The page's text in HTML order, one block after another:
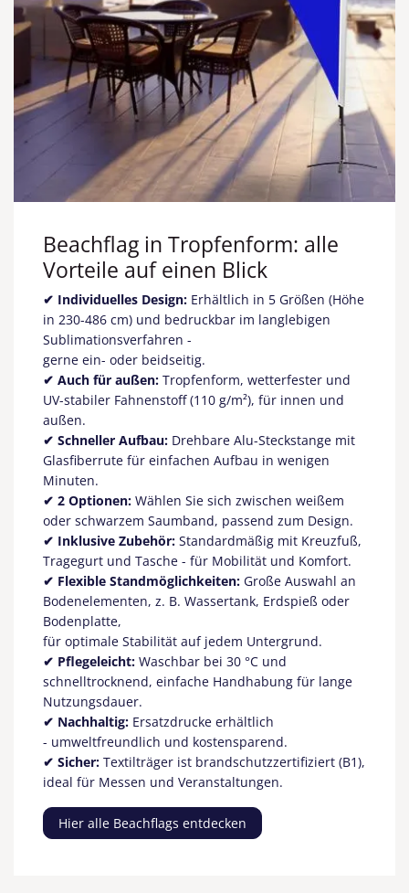
Beachflag in Tropfenform: alle
Vorteile auf einen Blick
✔ Individuelles Design: Erhältlich in 5 Größen (Höhe
in 230-486 cm) und bedruckbar im langlebigen
Sublimationsverfahren -
gerne ein- oder beidseitig.
✔ Auch für außen: Tropfenform, wetterfester und
UV-stabiler Fahnenstoff (110 g/m²), für innen und
außen.
✔ Schneller Aufbau: Drehbare Alu-Steckstange mit
Glasfiberrute für einfachen Aufbau in wenigen
Minuten.
✔ 2 Optionen: Wählen Sie sich zwischen weißem
oder schwarzem Saumband, passend zum Design.
✔ Inklusive Zubehör: Standardmäßig mit Kreuzfuß,
Tragegurt und Tasche - für Mobilität und Komfort.
✔ Flexible Standmöglichkeiten: Große Auswahl an
Bodenelementen, z. B. Wassertank, Erdspieß oder
Bodenplatte,
für optimale Stabilität auf jedem Untergrund.
✔ Pflegeleicht: Waschbar bei 30 °C und
schnelltrocknend, einfache Handhabung für lange
Nutzungsdauer.
✔ Nachhaltig: Ersatzdrucke erhältlich
- umweltfreundlich und kostensparend.
✔ Sicher: Textilträger ist brandschutzzertifiziert (B1),
ideal für Messen und Veranstaltungen.
Hier alle Beachflags entdecken